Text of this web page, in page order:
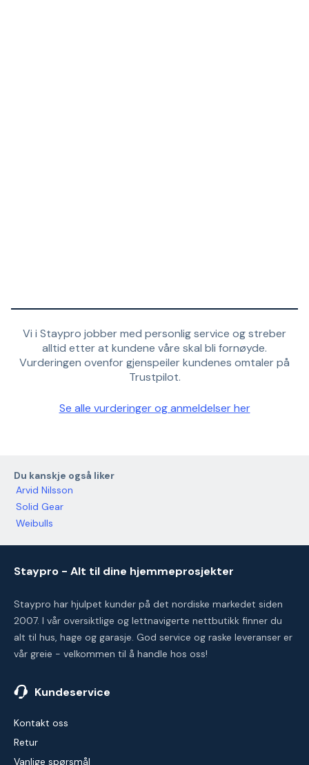
Vi i Staypro jobber med personlig service og streber
alltid etter at kundene våre skal bli fornøyde.
Vurderingen ovenfor gjenspeiler kundenes omtaler på
Trustpilot.
Se alle vurderinger og anmeldelser her
Du kanskje også liker
Arvid Nilsson
Solid Gear
Weibulls
Staypro - Alt til dine hjemmeprosjekter
Staypro har hjulpet kunder på det nordiske markedet siden
2007. I vår oversiktlige og lettnavigerte nettbutikk finner du
alt til hus, hage og garasje. God service og raske leveranser er
vår greie - velkommen til å handle hos oss!
Kundeservice
Kontakt oss
Retur
Vanlige spørsmål